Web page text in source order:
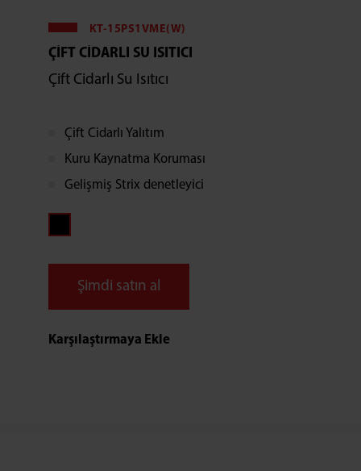
KT-15PS1VME(W)
ÇIFT CIDARLI SU ISITICI
Çift Cidarlı Su Isıtıcı
Çift Cidarlı Yalıtım
Kuru Kaynatma Koruması
Gelişmiş Strix denetleyici
Şimdi satın al
Karşılaştırmaya Ekle